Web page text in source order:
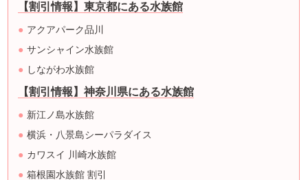
【割引情報】東京都にある水族館
アクアパーク品川
サンシャイン水族館
しながわ水族館
【割引情報】神奈川県にある水族館
新江ノ島水族館
横浜・八景島シーパラダイス
カワスイ 川崎水族館
箱根園水族館 割引